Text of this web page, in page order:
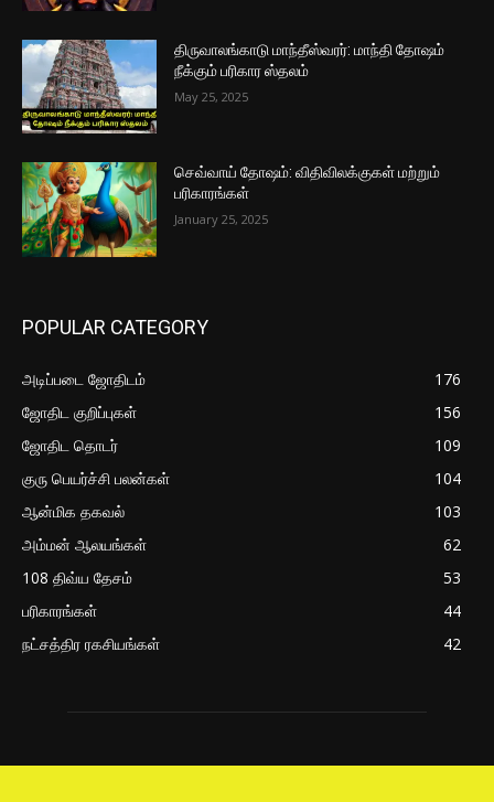
திருவாலங்காடு மாந்தீஸ்வரர்: மாந்தி தோஷம்
நீக்கும் பரிகார ஸ்தலம்
May 25, 2025
செவ்வாய் தோஷம்: விதிவிலக்குகள் மற்றும்
பரிகாரங்கள்
January 25, 2025
POPULAR CATEGORY
அடிப்படை ஜோதிடம்
176
ஜோதிட குறிப்புகள்
156
ஜோதிட தொடர்
109
குரு பெயர்ச்சி பலன்கள்
104
ஆன்மிக தகவல்
103
அம்மன் ஆலயங்கள்
62
108 திவ்ய தேசம்
53
பரிகாரங்கள்
44
நட்சத்திர ரகசியங்கள்
42